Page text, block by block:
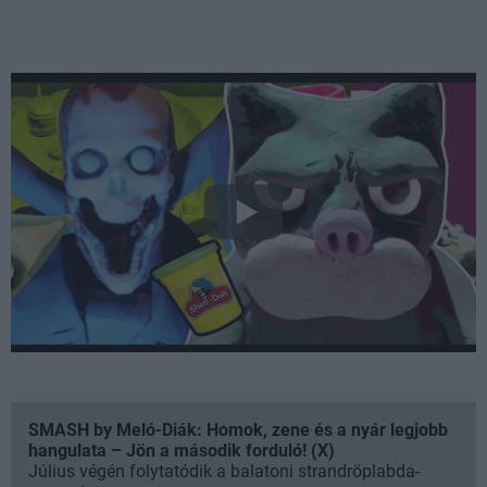
videó,
akkor
erről a hírről?
Lennél a GameStar
SMASH by Meló-Diák: Homok, zene és a nyár legjobb
hangulata – Jön a második forduló! (X)
Július végén folytatódik a balatoni strandröplabda-